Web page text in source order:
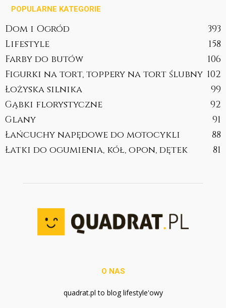
POPULARNE KATEGORIE
Dom i Ogród
393
Lifestyle
158
Farby do butów
106
Figurki na tort, toppery na tort ślubny 102
Łożyska silnika
99
Gąbki florystyczne
92
Glany
91
Łańcuchy napędowe do motocykli
88
Łatki do ogumienia, kół, opon, dętek
81
O NAS
quadrat.pl to blog lifestyle'owy